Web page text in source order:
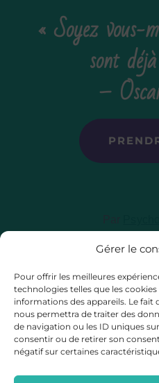
Gérer le
Pour offrir les meilleures
technologies telles que les
informations des appareils. Le fait
nous permettra de traiter des
de navigation ou les ID uniques
consentir ou de retirer son
négatif sur certaines
« Soyez vous-
sont
–
No Result